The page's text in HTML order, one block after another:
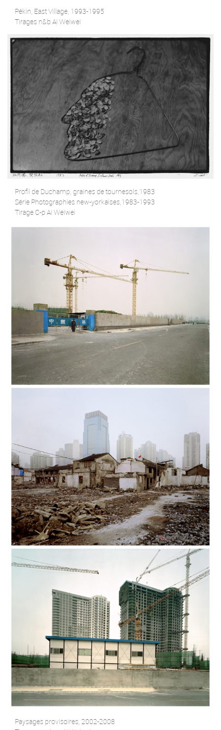
Pékin, East Village, 1993-1995
Tirages n&b Ai Weiwei
Profil de Duchamp, graines de tournesols,1983
Série Photographies new-yorkaises,1983-1993
Tirage C-p Ai Weiwei
Paysages provisoires, 2002-2008